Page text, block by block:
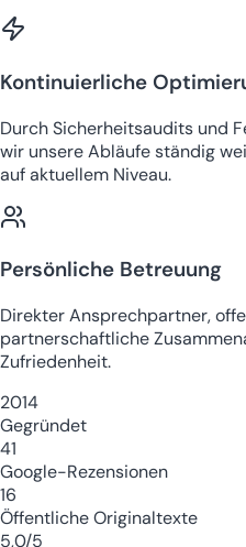
Kontinuierliche
Durch Sicherheitsaudits und
wir unsere Abläufe ständig
auf aktuellem Niveau.
Persönliche Betreuung
Direkter Ansprechpartner,
partnerschaftliche
Zufriedenheit.
2014
Gegründet
41
Google-Rezensionen
16
Öffentliche Originaltexte
5,0/5